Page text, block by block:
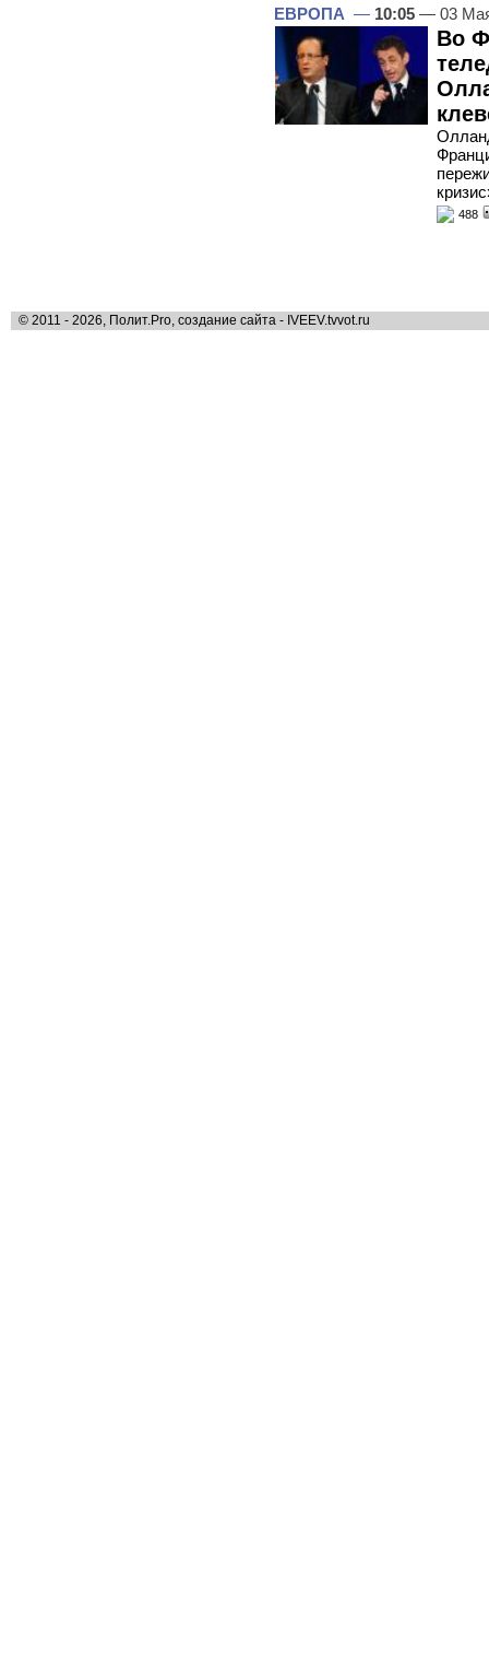
ЕВРОПА — 10:05 — 03
Во
488
© 2011 - 2026, Полит.Pro, создание сайта - IVEEV.tvvot.ru